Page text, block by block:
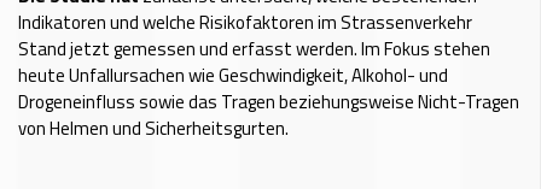
Indikatoren und welche Risikofaktoren im Strassenverkehr
Stand jetzt gemessen und erfasst werden. Im Fokus stehen
heute Unfallursachen wie Geschwindigkeit, Alkohol- und
Drogeneinfluss sowie das Tragen beziehungsweise Nicht-Tragen
von Helmen und Sicherheitsgurten.